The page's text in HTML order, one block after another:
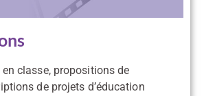
classe, propositions de
de projets d’éducation